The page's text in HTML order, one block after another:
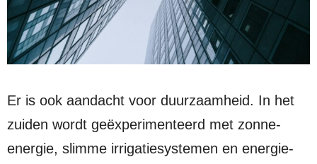
Er is ook aandacht voor duurzaamheid. In het
zuiden wordt geëxperimenteerd met zonne-
energie, slimme irrigatiesystemen en energie-